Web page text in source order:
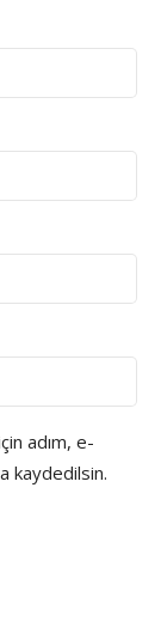
adım, e-
kaydedilsin.